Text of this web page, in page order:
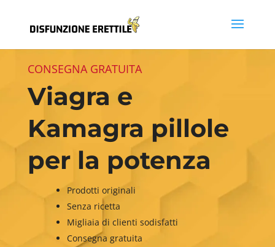
CONSEGNA GRATUITA
Viagra e
Kamagra pillole
per la potenza
Prodotti originali
Senza ricetta
Migliaia di clienti sodisfatti
Consegna gratuita